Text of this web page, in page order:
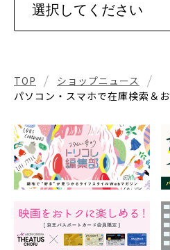
TOP
ショップニュース
パソコン・スマホで在庫検索＆